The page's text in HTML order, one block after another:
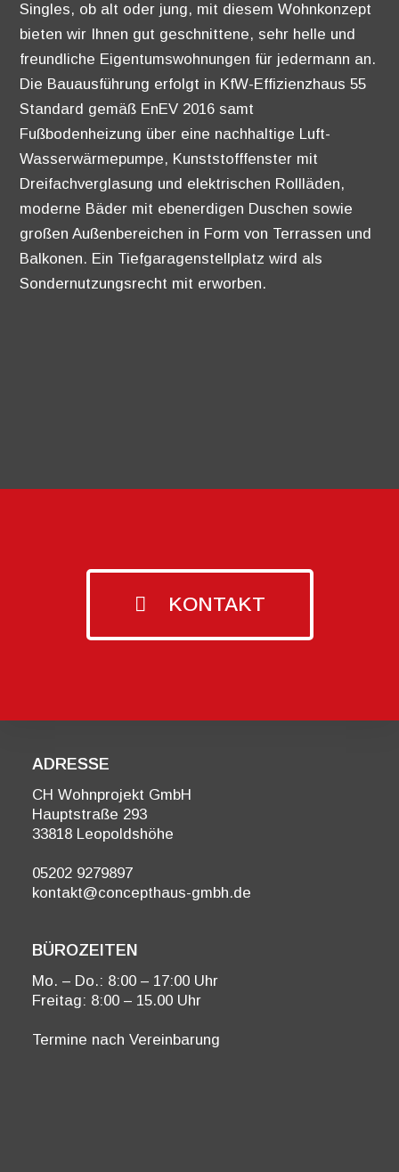
Singles, ob alt oder jung, mit diesem Wohnkonzept
bieten wir Ihnen gut geschnittene, sehr helle und
freundliche Eigentumswohnungen für jedermann an.
Die Bauausführung erfolgt in KfW-Effizienzhaus 55
Standard gemäß EnEV 2016 samt
Fußbodenheizung über eine nachhaltige Luft-
Wasserwärmepumpe, Kunststofffenster mit
Dreifachverglasung und elektrischen Rollläden,
moderne Bäder mit ebenerdigen Duschen sowie
großen Außenbereichen in Form von Terrassen und
Balkonen. Ein Tiefgaragenstellplatz wird als
Sondernutzungsrecht mit erworben.
KONTAKT
ADRESSE
CH Wohnprojekt GmbH
Hauptstraße 293
33818 Leopoldshöhe
05202 9279897
kontakt@concepthaus-gmbh.de
BÜROZEITEN
Mo. – Do.: 8:00 – 17:00 Uhr
Freitag: 8:00 – 15.00 Uhr
Termine nach Vereinbarung